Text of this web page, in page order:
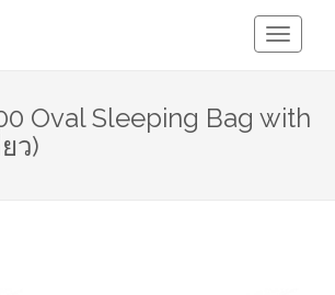
Toggle
Oval Sleeping Bag with
ว)